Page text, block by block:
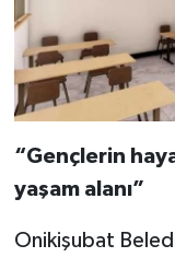
“Gençlerin
yaşam alanı”
Onikişubat